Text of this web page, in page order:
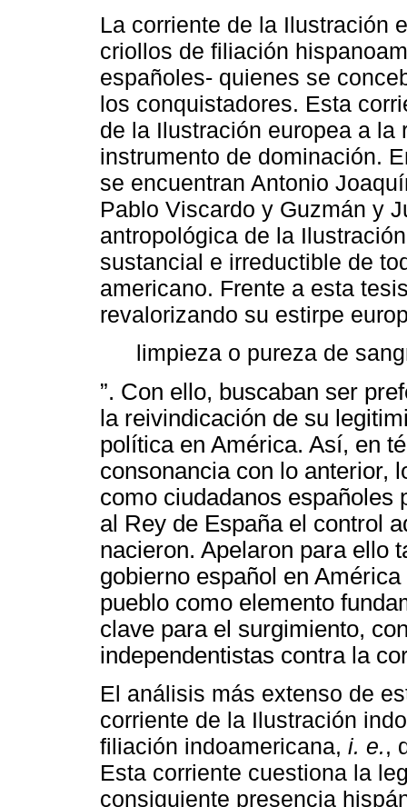
La corriente de la Ilustración
criollos de filiación
españoles- quienes se
los conquistadores. Esta
de la Ilustración europea a
instrumento de dominación.
se encuentran Antonio
Pablo Viscardo y Guzmán y
antropológica de la
sustancial e irreductible de
americano. Frente a esta
revalorizando su estirpe
limpieza o pureza de
”. Con ello, buscaban ser
la reivindicación de su
política en América. Así, en
consonancia con lo anterior,
como ciudadanos españoles
al Rey de España el control
nacieron. Apelaron para ello
gobierno español en
pueblo como elemento
clave para el surgimiento,
independentistas contra la
El análisis más extenso de
corriente de la Ilustración
filiación indoamericana, i. e.,
Esta corriente cuestiona la
consiguiente presencia